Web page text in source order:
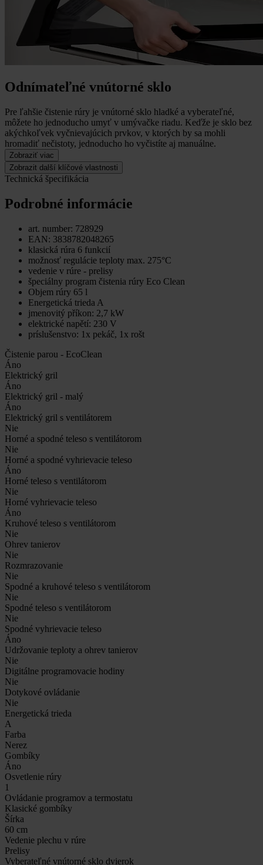
Odnímateľné vnútorné sklo
Pre ľahšie čistenie rúry je vnútorné sklo hladké a vyberateľné,
môžete ho jednoducho umyť v umývačke riadu. Keďže je sklo bez
akýchkoľvek vyčnievajúcich prvkov, v ktorých by sa mohli
hromadiť nečistoty, jednoducho ho vyčistíte aj manuálne.
Zobraziť viac
Zobrazit další klíčové vlastnosti
Technická špecifikácia
Podrobné informácie
art. number: 728929
EAN: 3838782048265
klasická rúra 6 funkcií
možnosť regulácie teploty max. 275°C
vedenie v rúre - prelisy
špeciálny program čistenia rúry Eco Clean
Objem rúry 65 l
Energetická trieda A
jmenovitý příkon: 2,7 kW
elektrické napětí: 230 V
príslušenstvo: 1x pekáč, 1x rošt
Čistenie parou - EcoClean
Áno
Elektrický gril
Áno
Elektrický gril - malý
Áno
Elektrický gril s ventilátorem
Nie
Horné a spodné teleso s ventilátorom
Nie
Horné a spodné vyhrievacie teleso
Áno
Horné teleso s ventilátorom
Nie
Horné vyhrievacie teleso
Áno
Kruhové teleso s ventilátorom
Nie
Ohrev tanierov
Nie
Rozmrazovanie
Nie
Spodné a kruhové teleso s ventilátorom
Nie
Spodné teleso s ventilátorom
Nie
Spodné vyhrievacie teleso
Áno
Udržovanie teploty a ohrev tanierov
Nie
Digitálne programovacie hodiny
Nie
Dotykové ovládanie
Nie
Energetická trieda
A
Farba
Nerez
Gombíky
Áno
Osvetlenie rúry
1
Ovládanie programov a termostatu
Klasické gombíky
Šírka
60 cm
Vedenie plechu v rúre
Prelisy
Vyberateľné vnútorné sklo dvierok